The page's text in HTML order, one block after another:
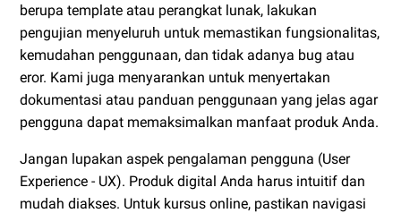
berupa template atau perangkat lunak, lakukan
pengujian menyeluruh untuk memastikan fungsionalitas,
kemudahan penggunaan, dan tidak adanya bug atau
eror. Kami juga menyarankan untuk menyertakan
dokumentasi atau panduan penggunaan yang jelas agar
pengguna dapat memaksimalkan manfaat produk Anda.
Jangan lupakan aspek pengalaman pengguna (User
Experience - UX). Produk digital Anda harus intuitif dan
mudah diakses. Untuk kursus online, pastikan navigasi